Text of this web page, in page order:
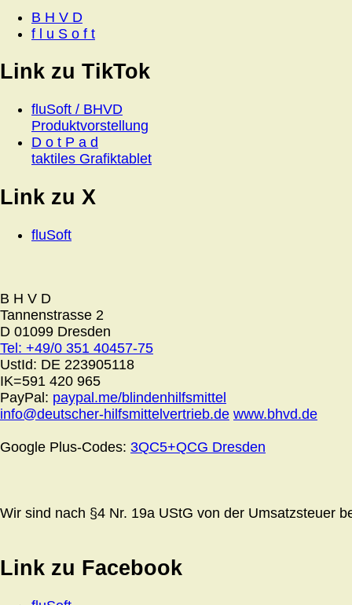
B H V D
f l u S o f t
Link zu TikTok
fluSoft / BHVD
Produktvorstellung
D o t P a d
taktiles Grafiktablet
Link zu X
fluSoft
B H V D
Tannenstrasse 2
D 01099 Dresden
Tel: +49/0 351 40457-75
UstId: DE 223905118
IK=591 420 965
PayPal: paypal.me/blindenhilfsmittel
info@deutscher-hilfsmittelvertrieb.de www.bhvd.de
Google Plus-Codes: 3QC5+QCG Dresden
Wir sind nach §4 Nr. 19a UStG von der Umsatzsteuer
Link zu Facebook